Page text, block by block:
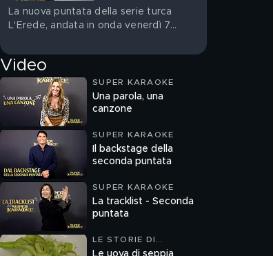
La nuova puntata della serie turca
L'Erede, andata in onda venerdì 7
Video
SUPER KARAOKE
Una parola, una
canzone
SUPER KARAOKE
Il backstage della
seconda puntata
SUPER KARAOKE
La tracklist - Seconda
puntata
LE STORIE DI
MELAVERDE
Le uova di seppia